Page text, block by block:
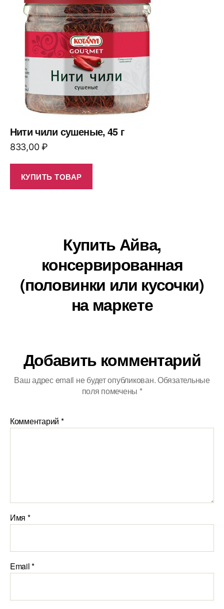
Нити чили сушеные, 45 г
833,00₽
КУПИТЬ ТОВАР
Купить Айва,
консервированная
(половинки или кусочки)
на маркете
Добавить комментарий
Ваш адрес email не будет опубликован.Обязательные
поля помечены *
Комментарий *
Имя *
Email*